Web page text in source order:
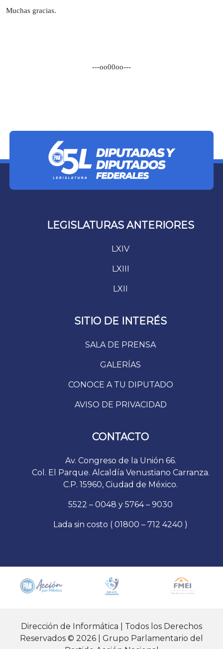
Muchas gracias.
---oo00oo---
LEGISLATURAS ANTERIORES
LXIV
LXIII
LXII
SITIO DE INTERÉS
SALA DE PRENSA
GALERÍAS
CONOCE A TU DIPUTADO
AVISO DE PRIVACIDAD
CONTACTO
Av. Congreso de la Unión 66.
Col. El Parque. Alcaldía Venustiano Carranza.
C.P. 15960, Ciudad de México.
5522 – 0048 y 5764 – 9030
Lada sin costo ( 01800 – 712 4240 )
Dirección de Informática | Todos los Derechos
Reservados © 2026 | Grupo Parlamentario del